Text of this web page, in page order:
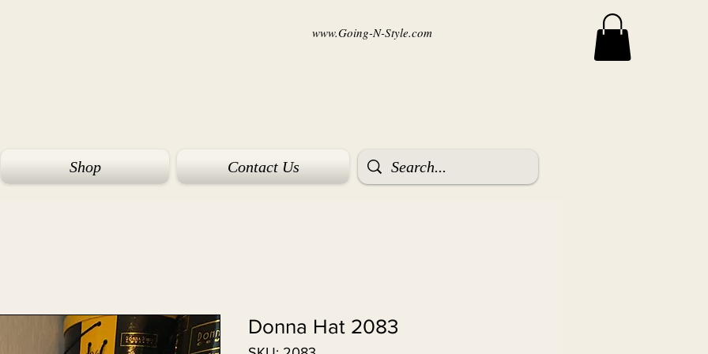
www.Going-N-Style.com
Shop Contact Us
Donna Hat 2083